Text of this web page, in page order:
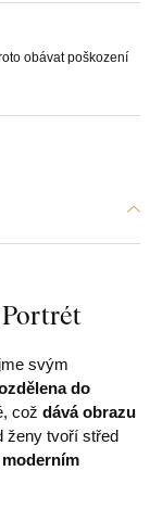
obávat poškození
svým
do
což dává obrazu
ženy tvoří střed